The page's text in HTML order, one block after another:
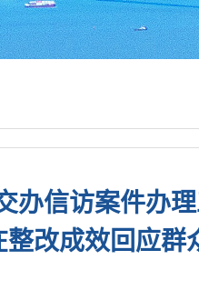
办信访案件办
整改成效回应群